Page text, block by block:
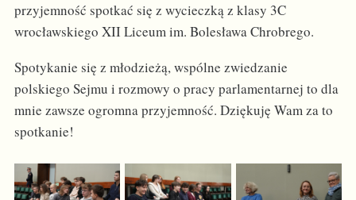
przyjemność spotkać się z wycieczką z klasy 3C
wrocławskiego XII Liceum im. Bolesława Chrobrego.
Spotykanie się z młodzieżą, wspólne zwiedzanie
polskiego Sejmu i rozmowy o pracy parlamentarnej to dla
mnie zawsze ogromna przyjemność. Dziękuję Wam za to
spotkanie!